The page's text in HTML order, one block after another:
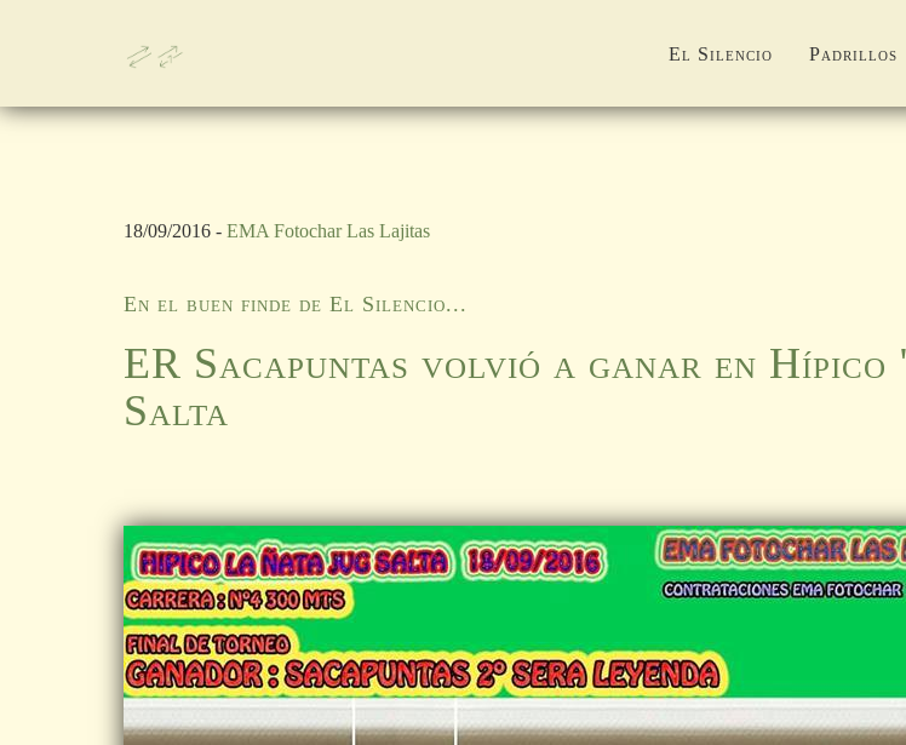
El Silencio Padrillos
18/09/2016 - EMA Fotochar Las Lajitas
En el buen finde de El Silencio...
ER Sacapuntas volvió a ganar en
Salta